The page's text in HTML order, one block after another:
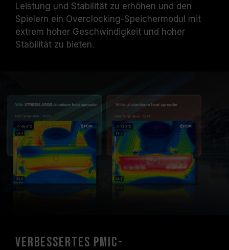
Leistung und Stabilität zu erhöhen und den
Spielern ein Overclocking-Speichermodul mit
extrem hoher Geschwindigkeit und hoher
Stabilität zu bieten.
Verbessertes PMIC-